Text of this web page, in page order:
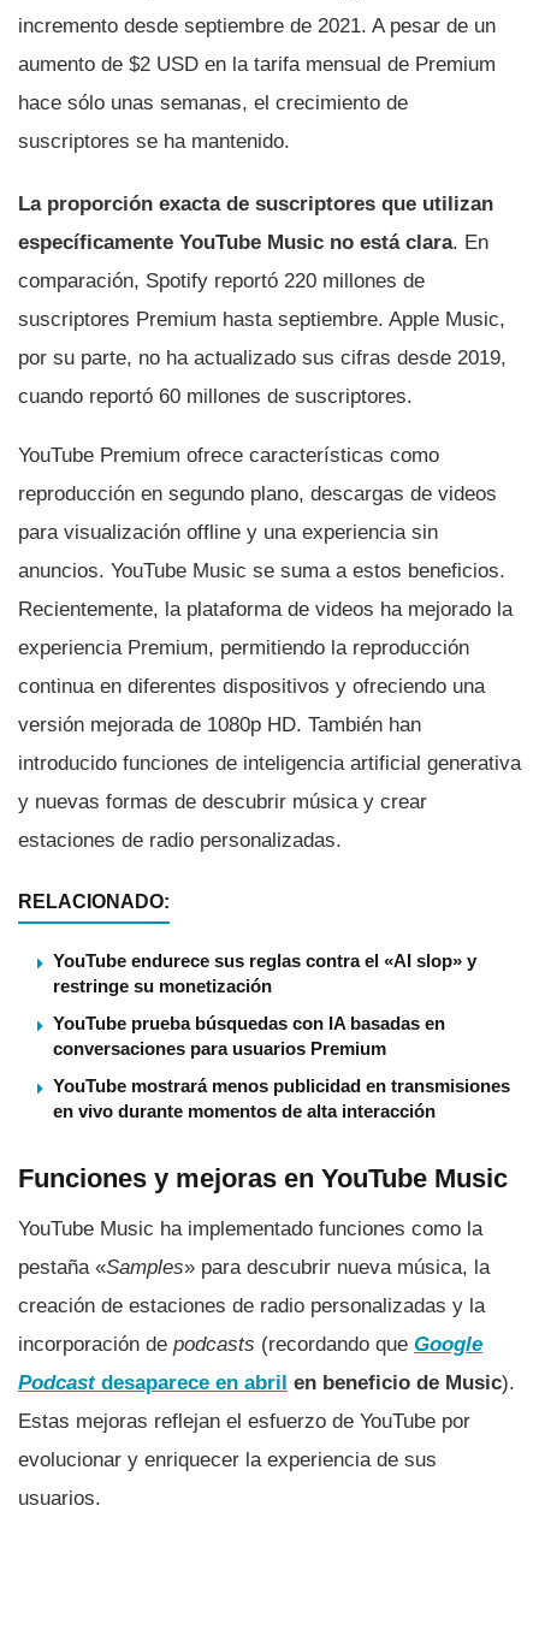
incremento desde septiembre de 2021. A pesar de un
aumento de $2 USD en la tarifa mensual de Premium
hace sólo unas semanas, el crecimiento de
suscriptores se ha mantenido.
La proporción exacta de suscriptores que utilizan
específicamente YouTube Music no está clara. En
comparación, Spotify reportó 220 millones de
suscriptores Premium hasta septiembre. Apple Music,
por su parte, no ha actualizado sus cifras desde 2019,
cuando reportó 60 millones de suscriptores.
YouTube Premium ofrece características como
reproducción en segundo plano, descargas de videos
para visualización offline y una experiencia sin
anuncios. YouTube Music se suma a estos beneficios.
Recientemente, la plataforma de videos ha mejorado la
experiencia Premium, permitiendo la reproducción
continua en diferentes dispositivos y ofreciendo una
versión mejorada de 1080p HD. También han
introducido funciones de inteligencia artificial generativa
y nuevas formas de descubrir música y crear
estaciones de radio personalizadas.
RELACIONADO:
YouTube endurece sus reglas contra el «AI slop» y
restringe su monetización
YouTube prueba búsquedas con IA basadas en
conversaciones para usuarios Premium
YouTube mostrará menos publicidad en transmisiones
en vivo durante momentos de alta interacción
Funciones y mejoras en YouTube Music
YouTube Music ha implementado funciones como la
pestaña «Samples» para descubrir nueva música, la
creación de estaciones de radio personalizadas y la
incorporación de podcasts (recordando que Google
Podcast desaparece en abril en beneficio de Music).
Estas mejoras reflejan el esfuerzo de YouTube por
evolucionar y enriquecer la experiencia de sus
usuarios.